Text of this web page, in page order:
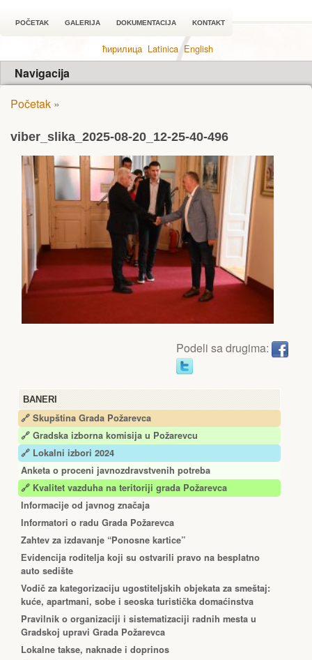
POČETAK GALERIJA DOKUMENTACIJA KONTAKT
ћирилица Latinica English
Navigacija
BANERI
🔗 Skupština Grada Požarevca
🔗 Gradska izborna komisija u Požarevcu
🔗 Lokalni izbori 2024
Anketa o proceni javnozdravstvenih potreba
🔗 Kvalitet vazduha na teritoriji grada Požarevca
Informacije od javnog značaja
Informatori o radu Grada Požarevca
Zahtev za izdavanje “Ponosne kartice”
Еvidencija roditelja koji su ostvarili pravo na besplatno
auto sedište
Vodič za kategorizaciju ugostiteljskih objekata za smeštaj:
kuće, apartmani, sobe i seoska turistička domaćinstva
Pravilnik o organizaciji i sistematizaciji radnih mesta u
Gradskoj upravi Grada Požarevca
Lokalne takse, naknade i doprinos
Početak »
viber_slika_2025-08-20_12-25-40-496
Podeli sa drugima: